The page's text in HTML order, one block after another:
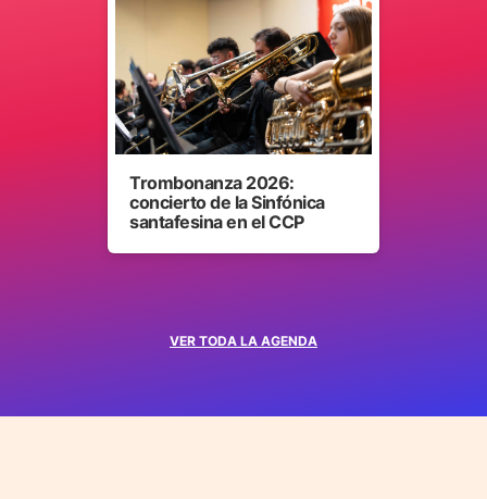
VER TODA LA AGENDA
Trombonanza 2026:
concierto de la Sinfónica
santafesina en el CCP